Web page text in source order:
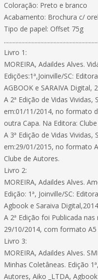
Coloração: Preto e branco
Acabamento: Brochura c/
Tipo de papel: Offset 75g
Livro 1:
MOREIRA, Adaildes Alves.
Edições:1ª,Joinville/SC:
AGBOOK e SARAIVA Digital,
A 2ª Edição de Vidas
em:01/11/2014, no formato
outra Capa. Na Editora:
A 3ª Edição de Vidas
em:29/01/2015, no formato
Clube de Autores.
Livro 2:
MOREIRA, Adaildes Alves.
Edição: 1ª, Joinville/SC:
Agbook e Saraiva
A 2ª Edição foi Publicada
29/10/2014, com formato
Livro 3:
MOREIRA, Adaildes Alves.
Minhas Coletâneas. Edição
Autores, Aiko _LTDA,